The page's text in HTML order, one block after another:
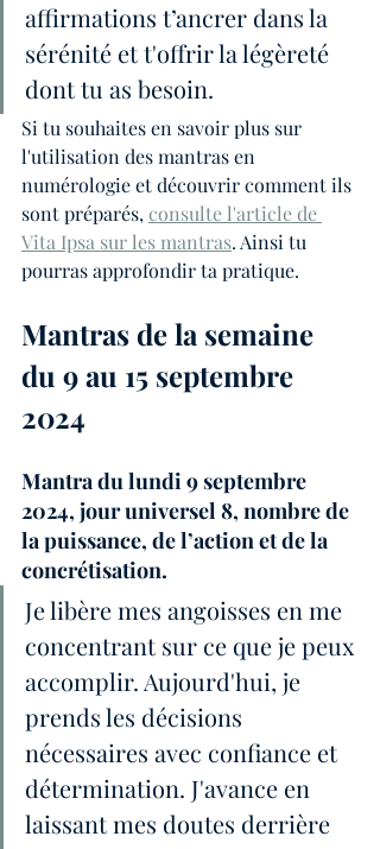
affirmations t’ancrer dans la
sérénité et t'offrir la légèreté
dont tu as besoin.
Si tu souhaites en savoir plus sur
l'utilisation des mantras en
numérologie et découvrir comment ils
sont préparés, consulte l'article de
Vita Ipsa sur les mantras. Ainsi tu
pourras approfondir ta pratique.
Mantras de la semaine
du 9 au 15 septembre
2024
Mantra du lundi 9 septembre
2024, jour universel 8, nombre de
la puissance, de l’action et de la
concrétisation.
Je libère mes angoisses en me
concentrant sur ce que je peux
accomplir. Aujourd'hui, je
prends les décisions
nécessaires avec confiance et
détermination. J'avance en
laissant mes doutes derrière